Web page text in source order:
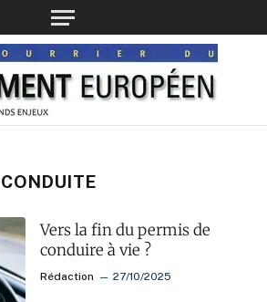
CONDUITE
Vers la fin du permis de
conduire à vie ?
Rédaction 27/10/2025